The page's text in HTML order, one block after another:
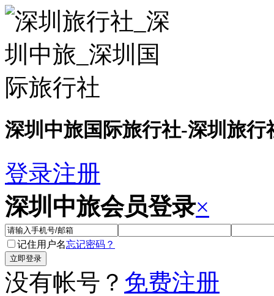
深圳中旅国际旅行社-深圳旅行
登录注册
深圳中旅会员登录×
记住用户名忘记密码？
没有帐号？ 免费注册